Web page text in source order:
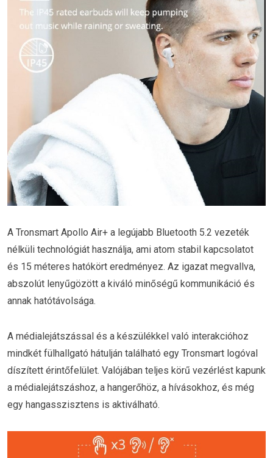
A Tronsmart Apollo Air+ a legújabb Bluetooth 5.2 vezeték
nélküli technológiát használja, ami atom stabil kapcsolatot
és 15 méteres hatókört eredményez. Az igazat megvallva,
abszolút lenyűgözött a kiváló minőségű kommunikáció és
annak hatótávolsága.
A médialejátszással és a készülékkel való interakcióhoz
mindkét fülhallgató hátulján található egy Tronsmart logóval
díszített érintőfelület. Valójában teljes körű vezérlést kapunk
a médialejátszáshoz, a hangerőhöz, a hívásokhoz, és még
egy hangasszisztens is aktiválható.